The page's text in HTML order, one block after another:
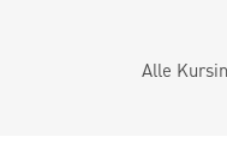
Alle